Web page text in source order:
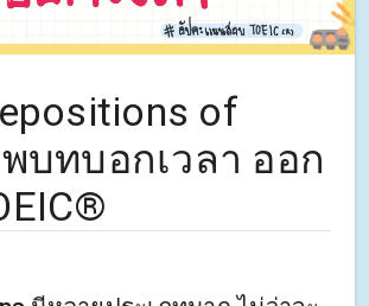
of
บทบอกเวลา ออก